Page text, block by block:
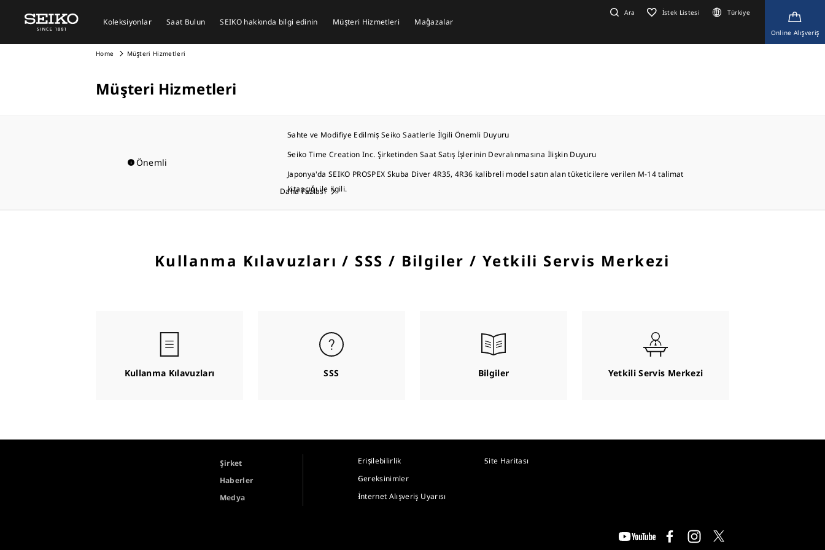
Koleksiyonlar Saat Bulun SEIKO hakkında bilgi edinin Müşteri Hizmetleri Mağazalar
Ara İstek Listesi Türkiye
Online Alışveriş
Home Müşteri Hizmetleri
Müşteri Hizmetleri
Önemli
Sahte ve Modifiye Edilmiş Seiko Saatlerle İlgili Önemli Duyuru
Seiko Time Creation Inc. Şirketinden Saat Satış İşlerinin Devralınmasına İlişkin Duyuru
Japonya'da SEIKO PROSPEX Skuba Diver 4R35, 4R36 kalibreli model satın alan tüketicilere verilen M-14 talimat
kitapçığı ile ilgili.
Daha Fazlası
Kullanma Kılavuzları / SSS / Bilgiler / Yetkili Servis Merkezi
Kullanma Kılavuzları SSS Bilgiler Yetkili Servis Merkezi
Şirket
Haberler
Medya
Erişilebilirlik
Gereksinimler
İnternet Alışveriş Uyarısı
Site Haritası